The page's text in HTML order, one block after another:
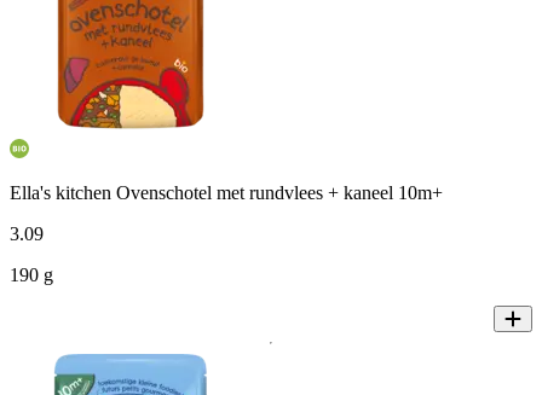
Ella's kitchen Ovenschotel met rundvlees + kaneel 10m+
3.09
190 g